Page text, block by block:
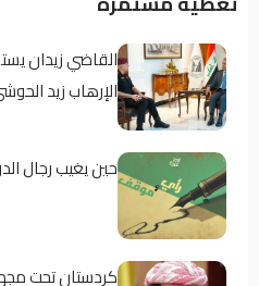
القاضي زيدان
الإرهاب زيد
حين يغيب رجال
كردستان تحت